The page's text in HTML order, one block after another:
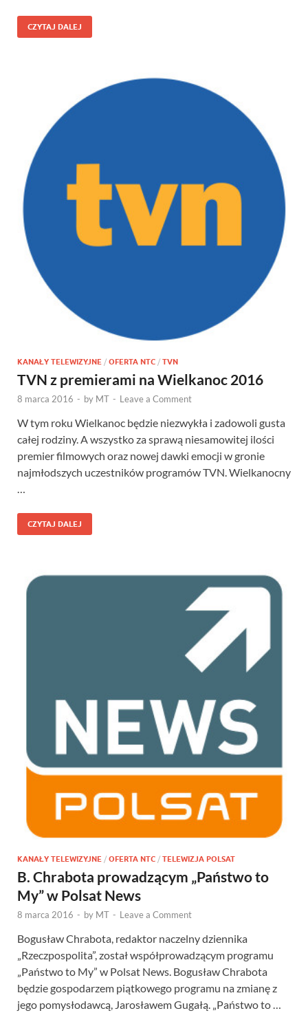
CZYTAJ DALEJ
KANAŁY TELEWIZYJNE / OFERTA NTC / TVN
TVN z premierami na Wielkanoc 2016
8 marca 2016 - by MT - Leave a Comment
W tym roku Wielkanoc będzie niezwykła i zadowoli gusta
całej rodziny. A wszystko za sprawą niesamowitej ilości
premier filmowych oraz nowej dawki emocji w gronie
najmłodszych uczestników programów TVN. Wielkanocny
…
CZYTAJ DALEJ
KANAŁY TELEWIZYJNE / OFERTA NTC / TELEWIZJA POLSAT
B. Chrabota prowadzącym „Państwo to
My” w Polsat News
8 marca 2016 - by MT - Leave a Comment
Bogusław Chrabota, redaktor naczelny dziennika
„Rzeczpospolita”, został współprowadzącym programu
„Państwo to My” w Polsat News. Bogusław Chrabota
będzie gospodarzem piątkowego programu na zmianę z
jego pomysłodawcą, Jarosławem Gugałą. „Państwo to …